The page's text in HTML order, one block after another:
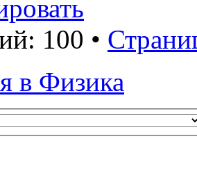
100 •
в Физика